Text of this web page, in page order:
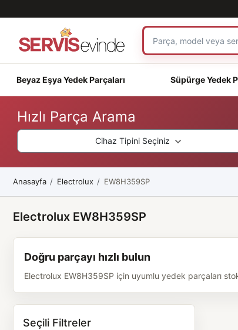
Beyaz Eşya Yedek Parçaları Süpürge Yedek
Hızlı Parça Arama
Cihaz Tipini Seçiniz
Anasayfa Electrolux EW8H359SP
Electrolux EW8H359SP
Doğru parçayı hızlı bulun
Electrolux EW8H359SP için uyumlu yedek parçaları
Seçili Filtreler